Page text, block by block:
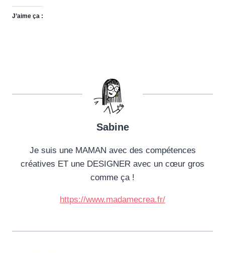
J’aime ça :
Sabine
Je suis une MAMAN avec des compétences
créatives ET une DESIGNER avec un cœur gros
comme ça !
https://www.madamecrea.fr/